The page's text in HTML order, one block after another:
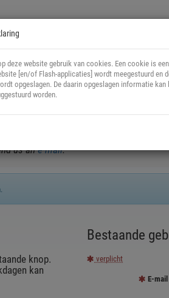
bij het
het Nederlands Filmfonds.
Netherlands Film Fund.
us ane-mail.
knop.
kan
Bestaande
verplicht
E-mail
deze website gebruik van cookies. Een cookie is
[en/of Flash-applicaties] wordt meegestuurd en
opgeslagen. De daarin opgeslagen informatie
worden.